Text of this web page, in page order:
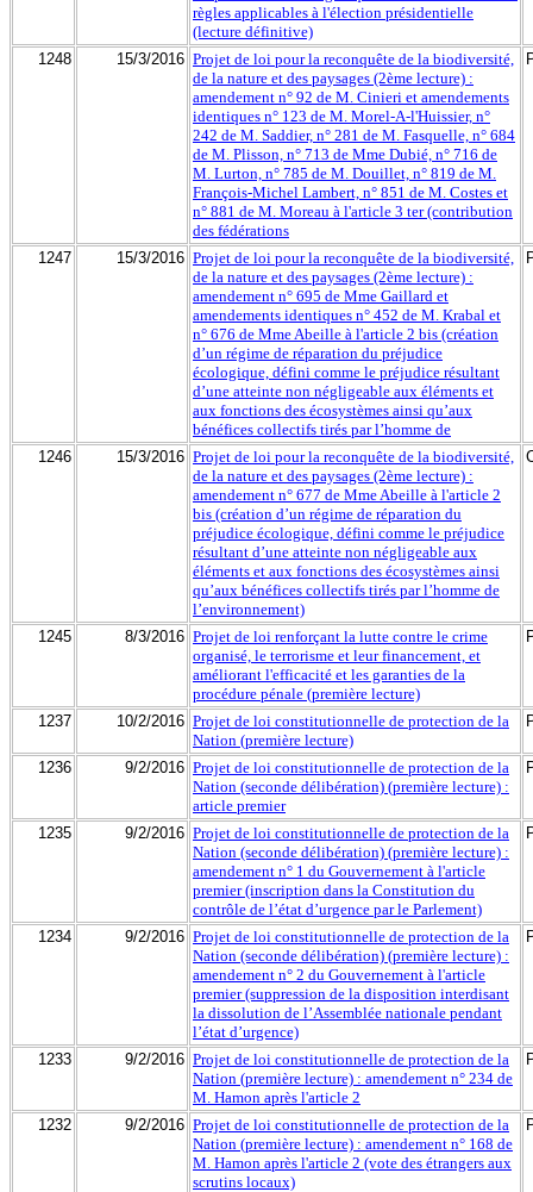
règles applicables à l'élection présidentielle
(lecture définitive)
1248 15/3/2016 Projet de loi pour la reconquête de la biodiversité,
de la nature et des paysages (2ème lecture) :
amendement n° 92 de M. Cinieri et amendements
identiques n° 123 de M. Morel-A-l'Huissier, n°
242 de M. Saddier, n° 281 de M. Fasquelle, n° 684
de M. Plisson, n° 713 de Mme Dubié, n° 716 de
M. Lurton, n° 785 de M. Douillet, n° 819 de M.
François-Michel Lambert, n° 851 de M. Costes et
n° 881 de M. Moreau à l'article 3 ter (contribution
des fédérations
1247 15/3/2016 Projet de loi pour la reconquête de la biodiversité,
de la nature et des paysages (2ème lecture) :
amendement n° 695 de Mme Gaillard et
amendements identiques n° 452 de M. Krabal et
n° 676 de Mme Abeille à l'article 2 bis (création
d’un régime de réparation du préjudice
écologique, défini comme le préjudice résultant
d’une atteinte non négligeable aux éléments et
aux fonctions des écosystèmes ainsi qu’aux
bénéfices collectifs tirés par l’homme de
1246 15/3/2016 Projet de loi pour la reconquête de la biodiversité,
de la nature et des paysages (2ème lecture) :
amendement n° 677 de Mme Abeille à l'article 2
bis (création d’un régime de réparation du
préjudice écologique, défini comme le préjudice
résultant d’une atteinte non négligeable aux
éléments et aux fonctions des écosystèmes ainsi
qu’aux bénéfices collectifs tirés par l’homme de
l’environnement)
1245 8/3/2016 Projet de loi renforçant la lutte contre le crime
organisé, le terrorisme et leur financement, et
améliorant l'efficacité et les garanties de la
procédure pénale (première lecture)
1237 10/2/2016 Projet de loi constitutionnelle de protection de la
Nation (première lecture)
1236 9/2/2016 Projet de loi constitutionnelle de protection de la
Nation (seconde délibération) (première lecture) :
article premier
1235 9/2/2016 Projet de loi constitutionnelle de protection de la
Nation (seconde délibération) (première lecture) :
amendement n° 1 du Gouvernement à l'article
premier (inscription dans la Constitution du
contrôle de l’état d’urgence par le Parlement)
1234 9/2/2016 Projet de loi constitutionnelle de protection de la
Nation (seconde délibération) (première lecture) :
amendement n° 2 du Gouvernement à l'article
premier (suppression de la disposition interdisant
la dissolution de l’Assemblée nationale pendant
l’état d’urgence)
1233 9/2/2016 Projet de loi constitutionnelle de protection de la
Nation (première lecture) : amendement n° 234 de
M. Hamon après l'article 2
1232 9/2/2016 Projet de loi constitutionnelle de protection de la
Nation (première lecture) : amendement n° 168 de
M. Hamon après l'article 2 (vote des étrangers aux
scrutins locaux)